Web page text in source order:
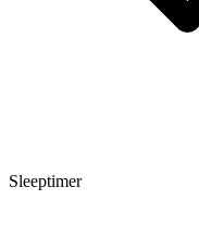
Sleeptimer